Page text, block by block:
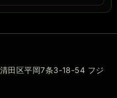
田区平岡7条3-18-54 フジ